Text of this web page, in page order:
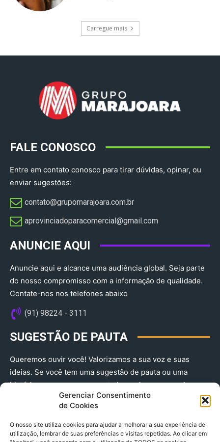
Gerenciar Consentimento
de Cookies
O nosso site utiliza cookies para ajudar a melhorar a sua experiência de
utilização, lembrar de suas preferências e visitas repetidas. Ao clicar em
Carregue mais
FALE CONOSCO
Entre em contato conosco para tirar dúvidas, opinar, ou
enviar sugestões:
contato@grupomarajoara.com.br
aprovinciadoparacomercial@gmail.com​
ANUNCIE AQUI
Anuncie aqui e alcance uma audiência global. Seja parte
do nosso compromisso com a informação de qualidade.
Contate-nos nos telefones abaixo
(91) 98224 - 3111
SUGESTÃO DE PAUTA
Queremos ouvir você! Valorizamos a sua voz e suas
ideias. Se você tem uma sugestão de pauta ou uma
história que merece ser contada, envie-nos agora!
(91) 98224 - 3111